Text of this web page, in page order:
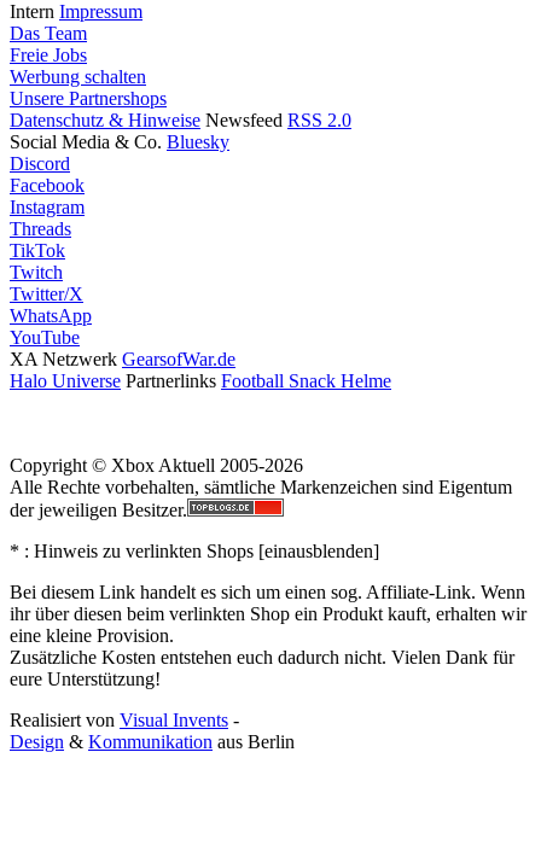
Intern Impressum
Das Team
Freie Jobs
Werbung schalten
Unsere Partnershops
Datenschutz & Hinweise Newsfeed RSS 2.0
Social Media & Co. Bluesky
Discord
Facebook
Instagram
Threads
TikTok
Twitch
Twitter/X
WhatsApp
YouTube
XA Netzwerk GearsofWar.de
Halo Universe Partnerlinks Football Snack Helme
Copyright © Xbox Aktuell 2005-2026
Alle Rechte vorbehalten, sämtliche Markenzeichen sind Eigentum
der jeweiligen Besitzer.
* : Hinweis zu verlinkten Shops [einausblenden]
Bei diesem Link handelt es sich um einen sog. Affiliate-Link. Wenn
ihr über diesen beim verlinkten Shop ein Produkt kauft, erhalten wir
eine kleine Provision.
Zusätzliche Kosten entstehen euch dadurch nicht. Vielen Dank für
eure Unterstützung!
Realisiert von Visual Invents -
Design & Kommunikation aus Berlin